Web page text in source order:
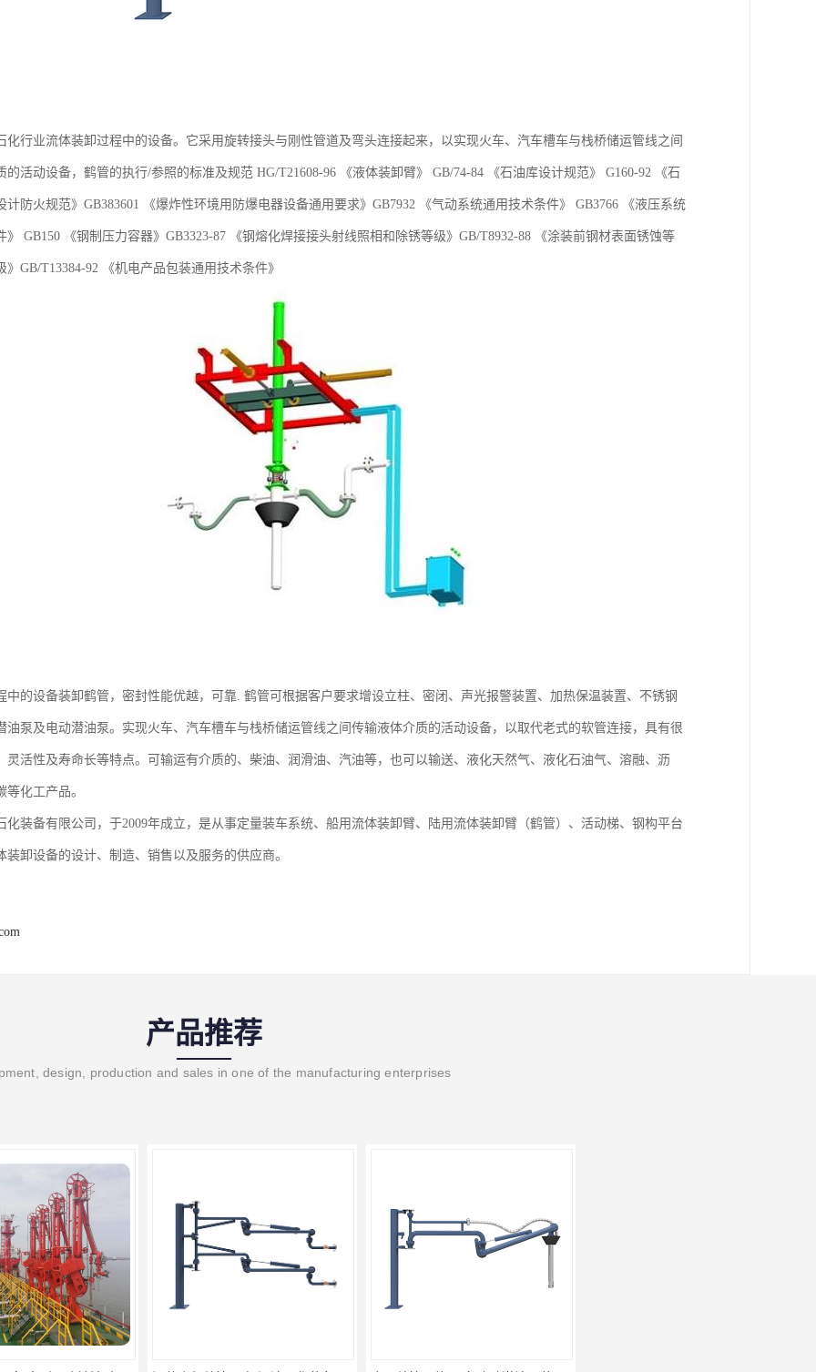
化行业流体装卸过程中的设备。它采用旋转接头与刚性管道及弯头连接起来，以实现火车、汽车槽车与栈桥储运管线之间
的活动设备，鹤管的执行/参照的标准及规范 HG/T21608-96 《液体装卸臂》 GB/74-84 《石油库设计规范》 G160-92 《石
计防火规范》GB383601 《爆炸性环境用防爆电器设备通用要求》GB7932 《气动系统通用技术条件》 GB3766 《液压系统
》 GB150 《钢制压力容器》GB3323-87 《钢熔化焊接接头射线照相和除锈等级》GB/T8932-88 《涂装前钢材表面锈蚀等
》GB/T13384-92 《机电产品包装通用技术条件》
中的设备装卸鹤管，密封性能优越，可靠. 鹤管可根据客户要求增设立柱、密闭、声光报警装置、加热保温装置、不锈钢
油泵及电动潜油泵。实现火车、汽车槽车与栈桥储运管线之间传输液体介质的活动设备，以取代老式的软管连接，具有很
灵活性及寿命长等特点。可输运有介质的、柴油、润滑油、汽油等，也可以输送、液化天然气、液化石油气、溶融、沥
等化工产品。
化装备有限公司，于2009年成立，是从事定量装车系统、船用流体装卸臂、陆用流体装卸臂（鹤管）、活动梯、钢构平台
装卸设备的设计、制造、销售以及服务的供应商。
产品推荐
design, production and sales in one of the manufacturing enterprises